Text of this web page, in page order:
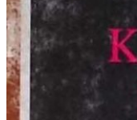
DO RELIGIJA